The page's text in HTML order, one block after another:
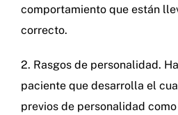
comportamiento que están
correcto.
2. Rasgos de personalidad.
paciente que desarrolla el
previos de personalidad